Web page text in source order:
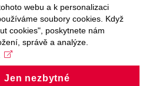
webu a k personalizaci
soubory cookies. Když
cookies", poskytnete nám
správě a analýze.
Jen nezbytné